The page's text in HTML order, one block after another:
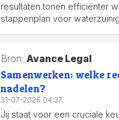
resultaten tonen efficiënter
stappenplan voor
Bron: Avance Legal
Samenwerken: welke
nadelen?
31-07-2026 04:37
Jij staat voor een cruciale